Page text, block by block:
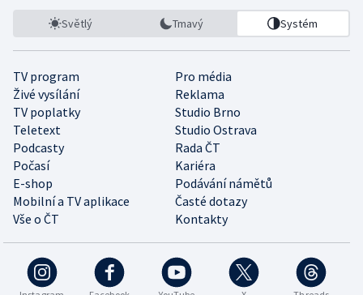
Světlý Tmavý Systém
TV program
Pro média
Živé vysílání
Reklama
TV poplatky
Studio Brno
Teletext
Studio Ostrava
Podcasty
Rada ČT
Počasí
Kariéra
E-shop
Podávání námětů
Mobilní a TV aplikace
Časté dotazy
Vše o ČT
Kontakty